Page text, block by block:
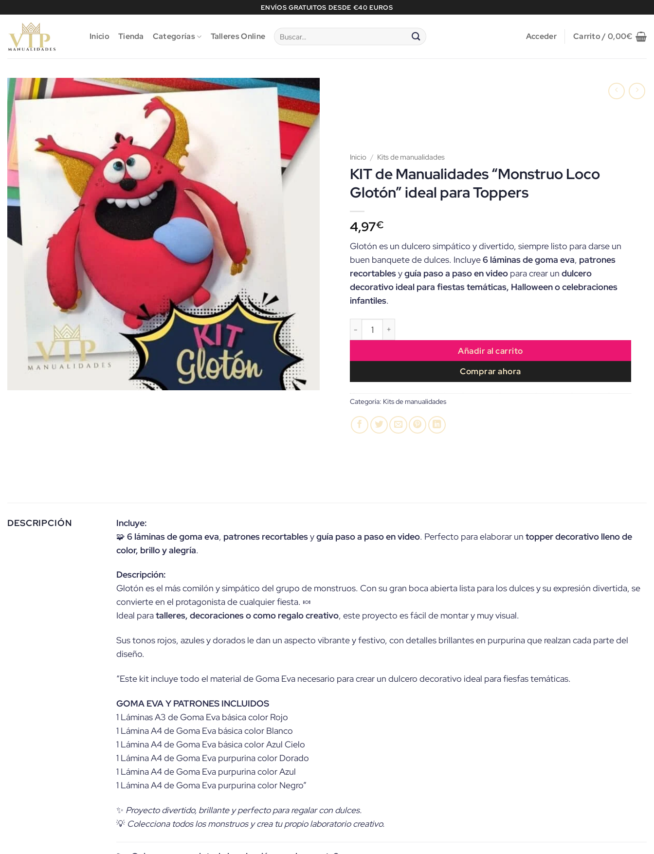
contenido
ENVÍOS GRATUITOS DESDE €40 EUROS
Inicio Tienda Categorías Talleres Online
Buscar
por:
Acceder Carrito /0,00€
Inicio / Kits de manualidades
KIT de Manualidades “Monstruo Loco
Glotón” ideal para Toppers
4,97€
Glotón es un dulcero simpático y divertido, siempre listo para darse un
buen banquete de dulces. Incluye6 láminas de goma eva, patrones
recortablesyguía paso a paso en video para crear undulcero
decorativo ideal para fiestas temáticas, Halloween o celebraciones
infantiles.
KIT de Manualidades “Monstruo Loco Glotón” ideal para Toppers cantidad
Añadir al carrito
Comprar ahora
Categoría: Kits de manualidades
DESCRIPCIÓN
Incluye:
🧩 6 láminas de goma eva, patrones recortablesyguía paso a paso en video. Perfecto para elaborar un topper decorativo lleno de
color, brillo y alegría.
Descripción:
Glotón es el más comilón y simpático del grupo de monstruos. Con su gran boca abierta lista para los dulces y su expresión divertida, se
convierte en el protagonista de cualquier fiesta. 🍬
Ideal paratalleres, decoraciones o como regalo creativo, este proyecto es fácil de montar y muy visual.
Sus tonos rojos, azules y dorados le dan un aspecto vibrante y festivo, con detalles brillantes en purpurina que realzan cada parte del
diseño.
“Este kit incluye todo el material de Goma Eva necesario para crear un dulcero decorativo ideal para fiesfas temáticas.
GOMA EVA Y PATRONES INCLUIDOS
1 Láminas A3 de Goma Eva básica color Rojo
1 Lámina A4 de Goma Eva básica color Blanco
1 Lámina A4 de Goma Eva básica color Azul Cielo
1 Lámina A4 de Goma Eva purpurina color Dorado
1 Lámina A4 de Goma Eva purpurina color Azul
1 Lámina A4 de Goma Eva purpurina color Negro”
✨ Proyecto divertido, brillante y perfecto para regalar con dulces.
💡 Colecciona todos los monstruos y crea tu propio laboratorio creativo.